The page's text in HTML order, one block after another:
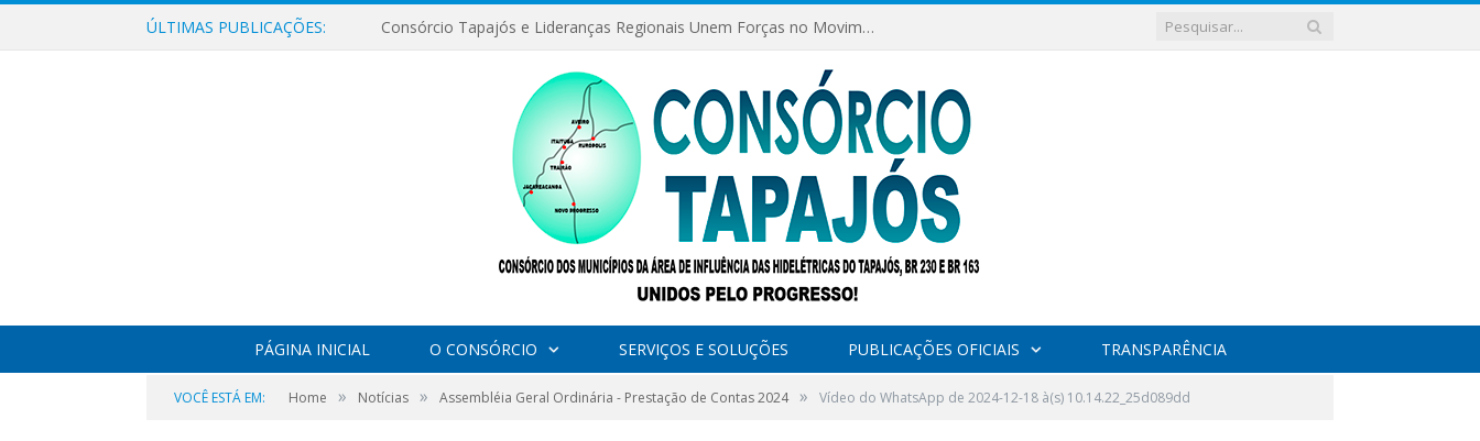
ÚLTIMAS PUBLICAÇÕES: Consórcio Tapajós e Lideranças Regionais Unem Forças no Movimento Avança Tapajós.
PÁGINA INICIAL O CONSÓRCIO SERVIÇOS E SOLUÇÕES PUBLICAÇÕES OFICIAIS TRANSPARÊNCIA
VOCÊ ESTÁ EM: Home » Notícias » Assembléia Geral Ordinária - Prestação de Contas 2024 » Vídeo do WhatsApp de 2024-12-18 à(s) 10.14.22_25d089dd